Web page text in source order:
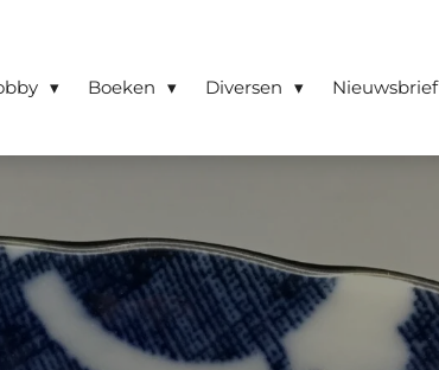
Boeken Diversen Nieuwsbrief